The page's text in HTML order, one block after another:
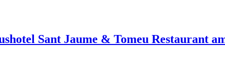
Sant Jaume & Tomeu Restaurant